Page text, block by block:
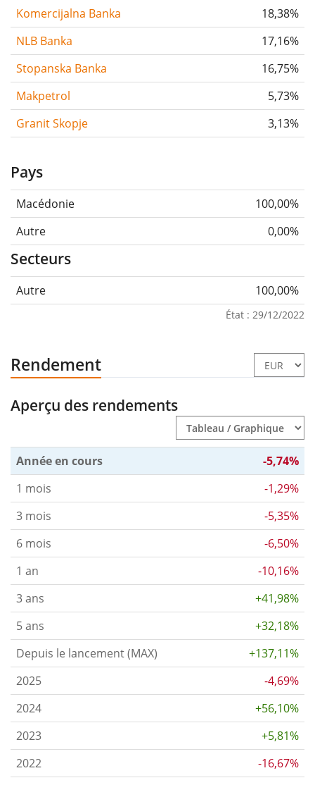
Komercijalna Banka
18,38%
NLB Banka
17,16%
Stopanska Banka
16,75%
Makpetrol
5,73%
Granit Skopje
3,13%
Pays
Macédonie
100,00%
Autre
0,00%
Secteurs
Autre 100,00%
État : 29/12/2022
Rendement
Aperçu des rendements
Année en cours
-5,74%
1 mois
-1,29%
3 mois
-5,35%
6 mois
-6,50%
1 an
-10,16%
3 ans
+41,98%
5 ans
+32,18%
Depuis le lancement (MAX)
+137,11%
2025
-4,69%
2024
+56,10%
2023
+5,81%
2022
-16,67%